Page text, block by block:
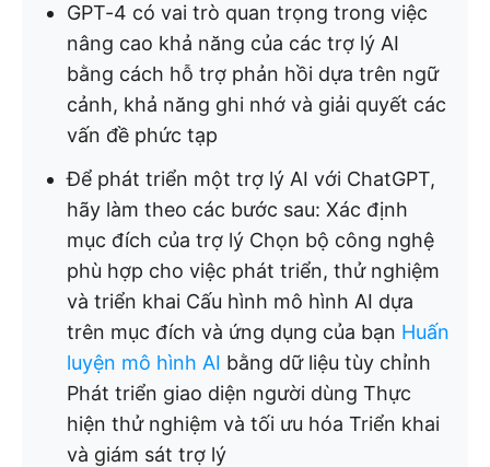
GPT-4 có vai trò quan trọng trong việc
nâng cao khả năng của các trợ lý AI
bằng cách hỗ trợ phản hồi dựa trên ngữ
cảnh, khả năng ghi nhớ và giải quyết các
vấn đề phức tạp
Để phát triển một trợ lý AI với ChatGPT,
hãy làm theo các bước sau: Xác định
mục đích của trợ lý Chọn bộ công nghệ
phù hợp cho việc phát triển, thử nghiệm
và triển khai Cấu hình mô hình AI dựa
trên mục đích và ứng dụng của bạn Huấn
luyện mô hình AI bằng dữ liệu tùy chỉnh
Phát triển giao diện người dùng Thực
hiện thử nghiệm và tối ưu hóa Triển khai
và giám sát trợ lý